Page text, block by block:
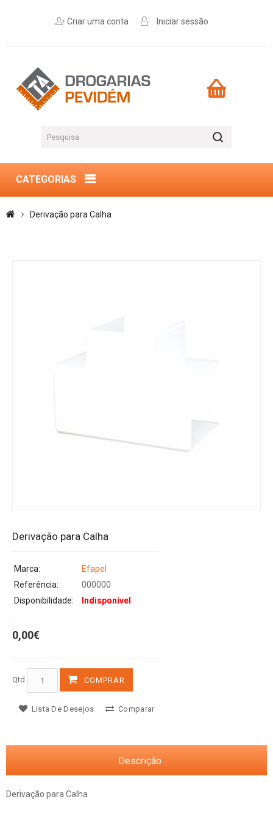
Criar uma conta Iniciar sessão
CATEGORIAS
Derivação para Calha
Derivação para Calha
Marca:
Efapel
Referência:
000000
Disponibilidade:
Indisponível
0,00€
Qtd COMPRAR
Lista De Desejos Comparar
Descrição
Derivação para Calha